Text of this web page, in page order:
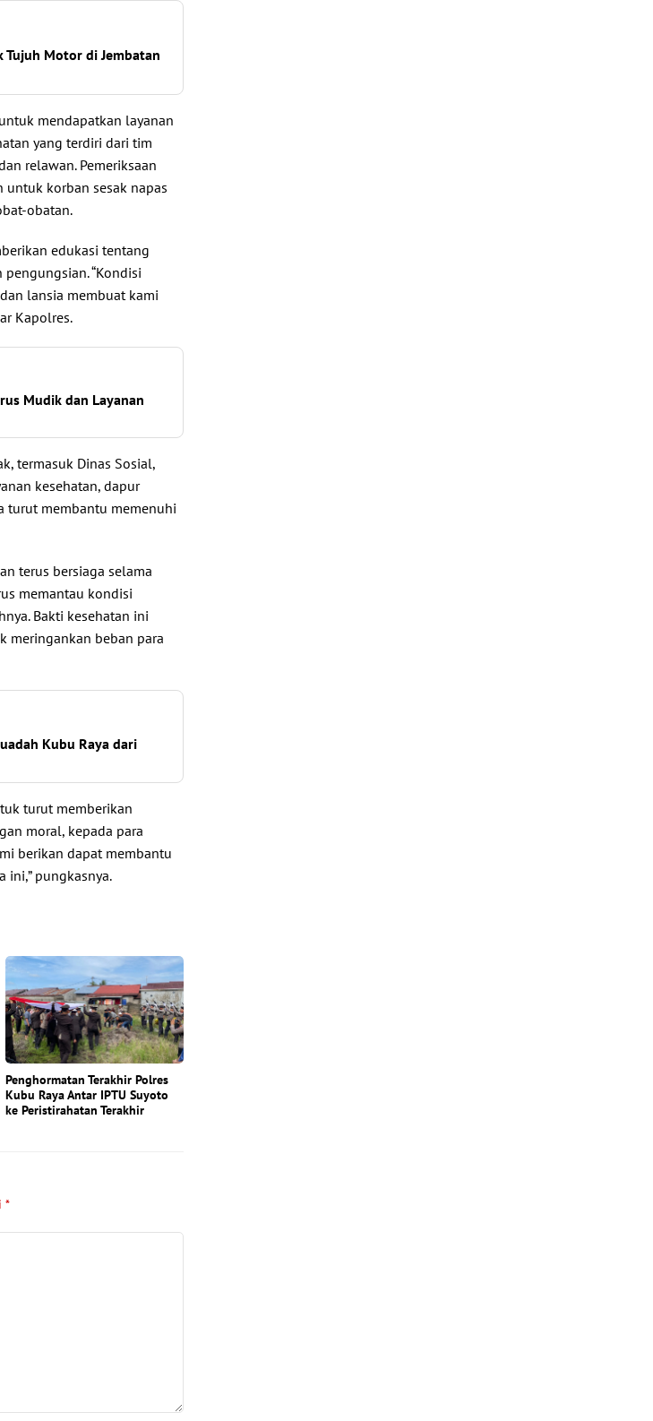
Tujuh Motor di Jembatan
mendapatkan layanan
yang terdiri dari tim
relawan. Pemeriksaan
korban sesak napas
obatan.
edukasi tentang
“Kondisi
lansia membuat kami
Kapolres.
Mudik dan Layanan
termasuk Dinas Sosial,
kesehatan, dapur
turut membantu memenuhi
terus bersiaga selama
memantau kondisi
Bakti kesehatan ini
meringankan beban para
Kubu Raya dari
turut memberikan
moral, kepada para
berikan dapat membantu
pungkasnya.
Penghormatan Terakhir Polres
Kubu Raya Antar IPTU Suyoto
ke Peristirahatan Terakhir
*